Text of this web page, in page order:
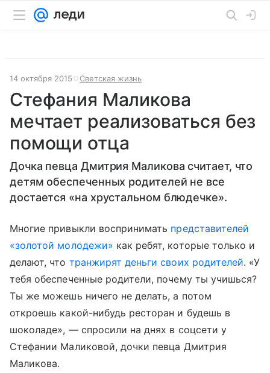
14 октября 2015 Светская жизнь
Стефания Маликова
мечтает реализоваться без
помощи отца
Дочка певца Дмитрия Маликова считает, что
детям обеспеченных родителей не все
достается «на хрустальном блюдечке».
Многие привыкли воспринимать представителей
«золотой молодежи» как ребят, которые только и
делают, что транжирят деньги своих родителей. «У
тебя обеспеченные родители, почему ты учишься?
Ты же можешь ничего не делать, а потом
откроешь какой-нибудь ресторан и будешь в
шоколаде», — спросили на днях в соцсети у
Стефании Маликовой, дочки певца Дмитрия
Маликова.